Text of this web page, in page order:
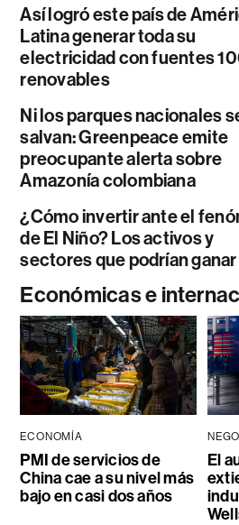
Así logró este país de
Latina generar toda su
electricidad con fuentes
renovables
Ni los parques nacionales
salvan: Greenpeace emite
preocupante alerta sobre
Amazonía colombiana
¿Cómo invertir ante el
de El Niño? Los activos y
sectores que podrían ganar
Económicas e
ECONOMÍA
PMI de servicios de
China cae a su nivel más
bajo en casi dos años
El